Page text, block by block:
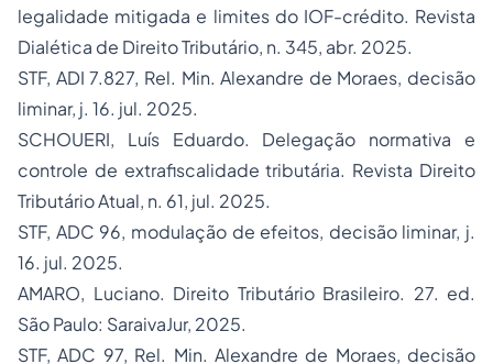
legalidade mitigada e limites do IOF-crédito. Revista
Dialética de Direito Tributário, n. 345, abr. 2025.
STF, ADI 7.827, Rel. Min. Alexandre de Moraes, decisão
liminar, j. 16. jul. 2025.
SCHOUERI, Luís Eduardo. Delegação normativa e
controle de extrafiscalidade tributária. Revista Direito
Tributário Atual, n. 61, jul. 2025.
STF, ADC 96, modulação de efeitos, decisão liminar, j.
16. jul. 2025.
AMARO, Luciano. Direito Tributário Brasileiro. 27. ed.
São Paulo: SaraivaJur, 2025.
STF, ADC 97, Rel. Min. Alexandre de Moraes, decisão